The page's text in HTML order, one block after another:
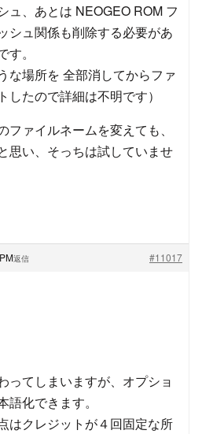
ュ、あとは NEOGEO ROM フ
シュ関係も削除する必要があ
。
な場所を 全部消してからファ
したので詳細は不明です）
ファイルネームを変えても、
思い、そっちは試していませ
#11017
返信
ってしまいますが、オプショ
語化できます。
はクレジットが４回固定な所